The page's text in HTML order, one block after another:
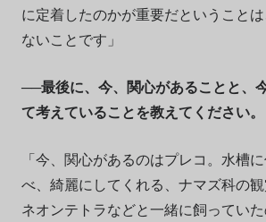
に定着したのかが重要だということ
ないことです」
──最後に、今、関心があることと、
て考えていることを教えてください。
「今、関心があるのはプレコ。水槽
べ、綺麗にしてくれる、ナマズ科の観
ネオンテトラなどと一緒に飼ってい